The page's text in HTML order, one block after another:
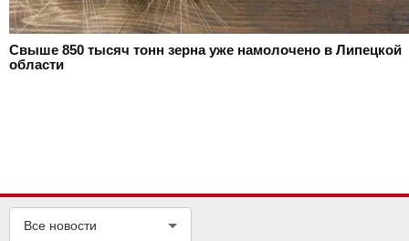
Свыше 850 тысяч тонн зерна уже намолочено в Липецкой
области
Все новости